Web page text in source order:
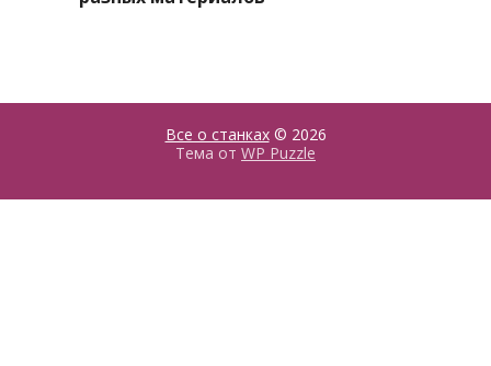
Все о станках© 2026
Тема от WP Puzzle